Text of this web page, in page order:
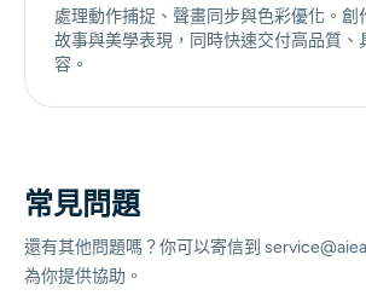
處理動作捕捉、聲畫同步與色彩優化。創
故事與美學表現，同時快速交付高品質、
容。
常見問題
還有其他問題嗎？你可以寄信到
為你提供協助。